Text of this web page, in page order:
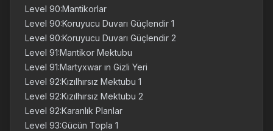
Level 90:Mantikorlar
Level 90:Koruyucu Duvarı Güçlendir 1
Level 90:Koruyucu Duvarı Güçlendir 2
Level 91:Mantikor Mektubu
Level 91:Martyxwar ın Gizli Yeri
Level 92:Kızılhırsız Mektubu 1
Level 92:Kızılhırsız Mektubu 2
Level 92:Karanlık Planlar
Level 93:Gücün Topla 1